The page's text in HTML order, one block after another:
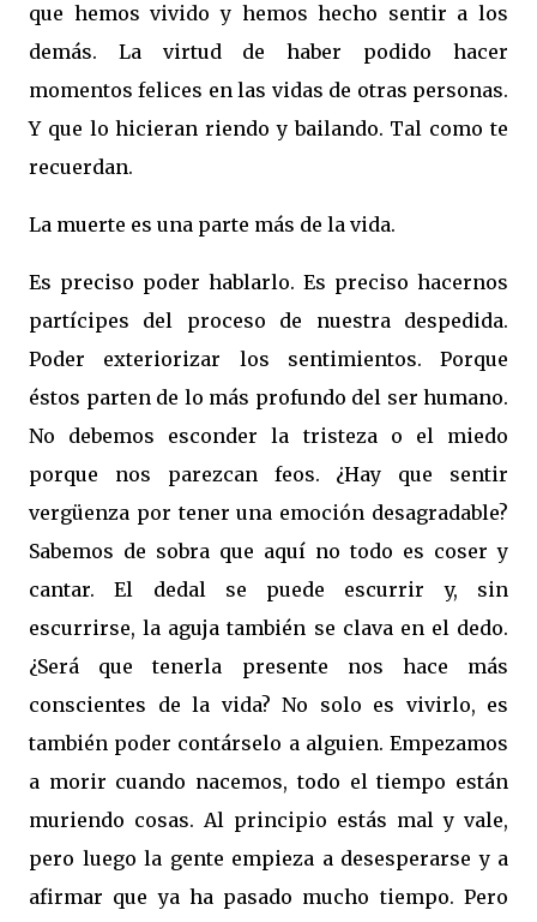
que hemos vivido y hemos hecho sentir a los
demás. La virtud de haber podido hacer
momentos felices en las vidas de otras personas.
Y que lo hicieran riendo y bailando. Tal como te
recuerdan.
La muerte es una parte más de la vida.
Es preciso poder hablarlo. Es preciso hacernos
partícipes del proceso de nuestra despedida.
Poder exteriorizar los sentimientos. Porque
éstos parten de lo más profundo del ser humano.
No debemos esconder la tristeza o el miedo
porque nos parezcan feos. ¿Hay que sentir
vergüenza por tener una emoción desagradable?
Sabemos de sobra que aquí no todo es coser y
cantar. El dedal se puede escurrir y, sin
escurrirse, la aguja también se clava en el dedo.
¿Será que tenerla presente nos hace más
conscientes de la vida? No solo es vivirlo, es
también poder contárselo a alguien. Empezamos
a morir cuando nacemos, todo el tiempo están
muriendo cosas. Al principio estás mal y vale,
pero luego la gente empieza a desesperarse y a
afirmar que ya ha pasado mucho tiempo. Pero